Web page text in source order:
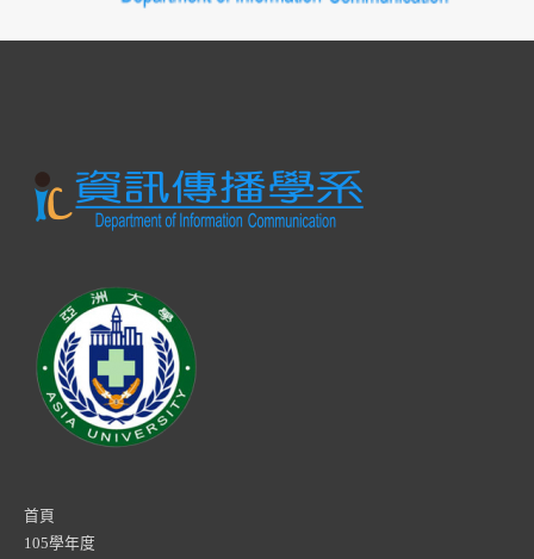
首頁
105學年度